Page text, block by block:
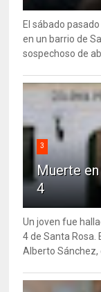
El sábado
en un barrio de
sospechoso de
3
Muerte
4
Un joven fue
4 de Santa
Alberto Sánchez,